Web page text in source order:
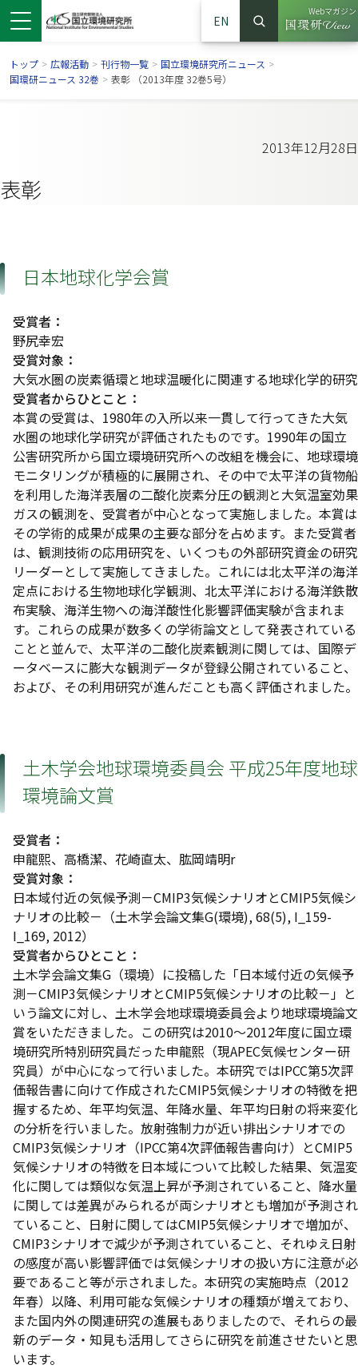
ドウで開きます）
ンドウで開きます）
ウインドウで開きます）
EN
サイト内検索
検索
Webマガジン
（別ウイ
トップ > 広報活動 > 刊行物一覧 > 国立環境研究所ニュース >
国環研ニュース 32巻 > 表彰 （2013年度 32巻5号）
2013年12月28日
表彰
日本地球化学会賞
受賞者：
野尻幸宏
受賞対象：
大気水圏の炭素循環と地球温暖化に関連する地球化学的研究
受賞者からひとこと：
本賞の受賞は、1980年の入所以来一貫して行ってきた大気
水圏の地球化学研究が評価されたものです。1990年の国立
公害研究所から国立環境研究所への改組を機会に、地球環境
モニタリングが積極的に展開され、その中で太平洋の貨物船
を利用した海洋表層の二酸化炭素分圧の観測と大気温室効果
ガスの観測を、受賞者が中心となって実施しました。本賞は
その学術的成果が成果の主要な部分を占めます。また受賞者
は、観測技術の応用研究を、いくつもの外部研究資金の研究
リーダーとして実施してきました。これには北太平洋の海洋
定点における生物地球化学観測、北太平洋における海洋鉄散
布実験、海洋生物への海洋酸性化影響評価実験が含まれま
す。これらの成果が数多くの学術論文として発表されている
ことと並んで、太平洋の二酸化炭素観測に関しては、国際デ
ータベースに膨大な観測データが登録公開されていること、
および、その利用研究が進んだことも高く評価されました。
土木学会地球環境委員会 平成25年度地球
環境論文賞
受賞者：
申龍熙、高橋潔、花崎直太、肱岡靖明r
受賞対象：
日本域付近の気候予測－CMIP3気候シナリオとCMIP5気候シ
ナリオの比較－（土木学会論文集G(環境), 68(5), I_159-
I_169, 2012）
受賞者からひとこと：
土木学会論文集G（環境）に投稿した「日本域付近の気候予
測－CMIP3気候シナリオとCMIP5気候シナリオの比較－」と
いう論文に対し、土木学会地球環境委員会より地球環境論文
賞をいただきました。この研究は2010～2012年度に国立環
境研究所特別研究員だった申龍熙（現APEC気候センター研
究員）が中心になって行いました。本研究ではIPCC第5次評
価報告書に向けて作成されたCMIP5気候シナリオの特徴を把
握するため、年平均気温、年降水量、年平均日射の将来変化
の分析を行いました。放射強制力が近い排出シナリオでの
CMIP3気候シナリオ（IPCC第4次評価報告書向け）とCMIP5
気候シナリオの特徴を日本域について比較した結果、気温変
化に関しては類似な気温上昇が予測されていること、降水量
に関しては差異がみられるが両シナリオとも増加が予測され
ていること、日射に関してはCMIP5気候シナリオで増加が、
CMIP3シナリオで減少が予測されていること、それゆえ日射
の感度が高い影響評価では気候シナリオの扱い方に注意が必
要であること等が示されました。本研究の実施時点（2012
年春）以降、利用可能な気候シナリオの種類が増えており、
また国内外の関連研究の進展もありましたので、それらの最
新のデータ・知見も活用してさらに研究を前進させたいと思
います。